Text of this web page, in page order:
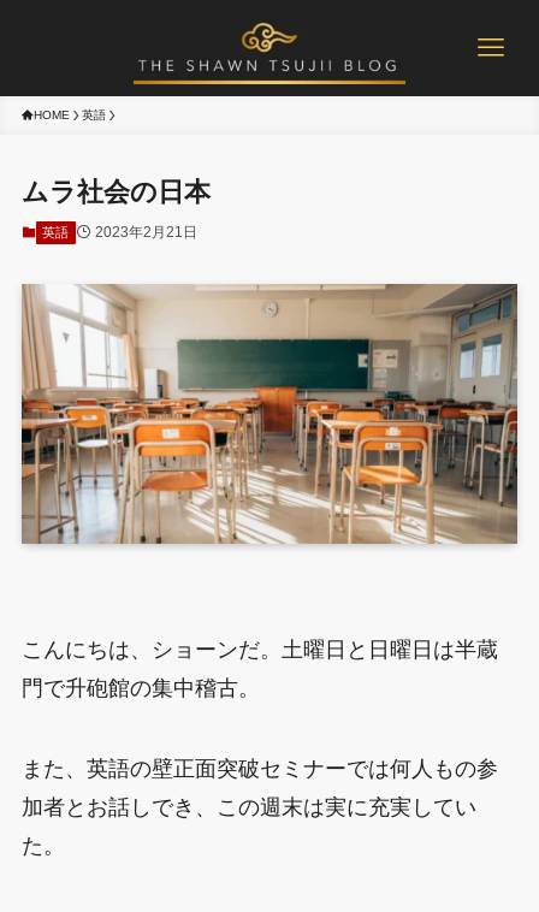
HOME 英語
ムラ社会の日本
英語 2023年2月21日
こんにちは、ショーンだ。土曜日と日曜日は半蔵
門で升砲館の集中稽古。
また、英語の壁正面突破セミナーでは何人もの参
加者とお話しでき、この週末は実に充実してい
た。